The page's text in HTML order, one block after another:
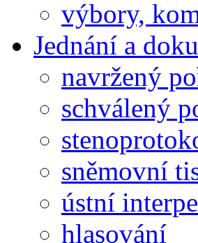
výbory,
Jednání a
navržený
schválený
sněmovní
ústní
hlasování